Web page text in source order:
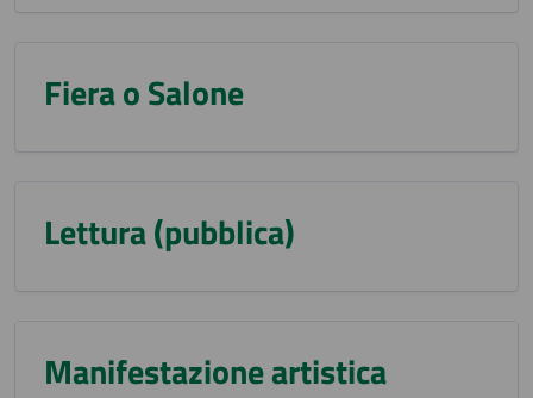
Fiera o Salone
Lettura (pubblica)
Manifestazione artistica